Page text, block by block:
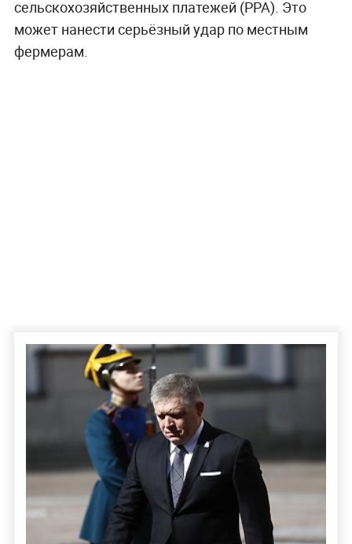
сельскохозяйственных платежей (PPA). Это
может нанести серьёзный удар по местным
фермерам.